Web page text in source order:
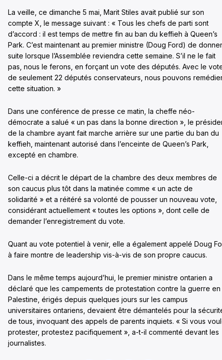
La veille, ce dimanche 5 mai, Marit Stiles avait publié sur son
compte X, le message suivant : « Tous les chefs de parti sont
d’accord : il est temps de mettre fin au ban du keffieh à Queen’s
Park. C’est maintenant au premier ministre (Doug Ford) de donner
suite lorsque l’Assemblée reviendra cette semaine. S’il ne le fait
pas, nous le ferons, en forçant un vote des députés. Avec le
de seulement 22 députés conservateurs, nous pouvons
cette situation. »
Dans une conférence de presse ce matin, la cheffe néo-
démocrate a salué « un pas dans la bonne direction », le
de la chambre ayant fait marche arrière sur une partie du ban du
keffieh, maintenant autorisé dans l’enceinte de Queen’s Park,
excepté en chambre.
Celle-ci a décrit le départ de la chambre des deux membres de
son caucus plus tôt dans la matinée comme « un acte de
solidarité » et a réitéré sa volonté de pousser un nouveau vote,
considérant actuellement « toutes les options », dont celle de
demander l’enregistrement du vote.
Quant au vote potentiel à venir, elle a également appelé Doug
à faire montre de leadership vis-à-vis de son propre caucus.
Dans le même temps aujourd’hui, le premier ministre ontarien a
déclaré que les campements de protestation contre la guerre en
Palestine, érigés depuis quelques jours sur les campus
universitaires ontariens, devaient être démantelés pour la
de tous, invoquant des appels de parents inquiets. « Si vous
protester, protestez pacifiquement », a-t-il commenté devant les
journalistes.